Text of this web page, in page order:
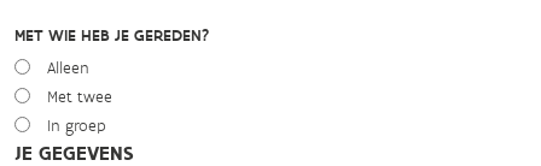
MET WIE HEB JE GEREDEN?
Alleen
Met twee
In groep
JE GEGEVENS